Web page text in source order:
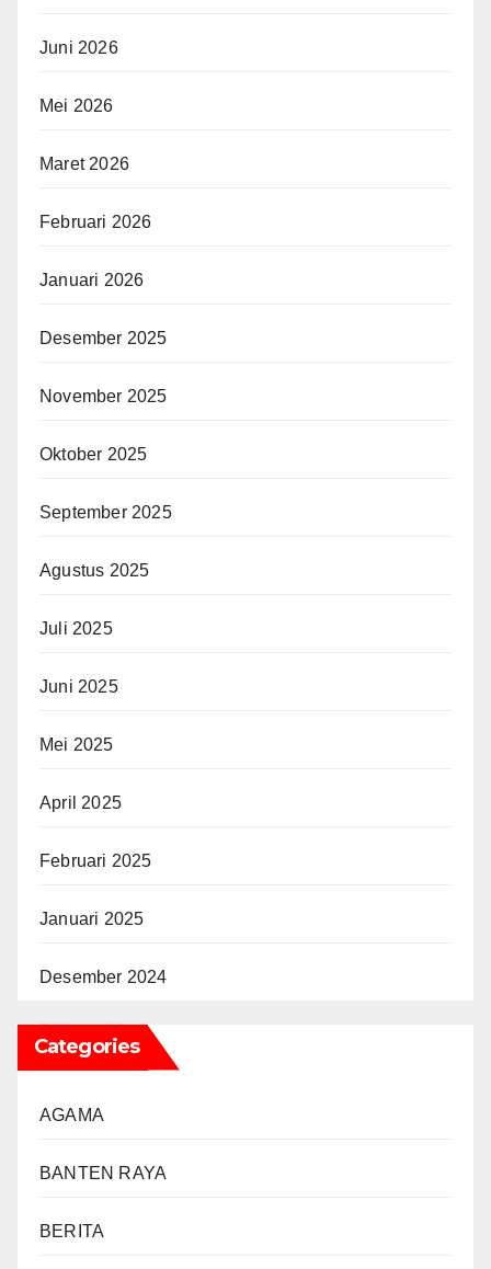
Juni 2026
Mei 2026
Maret 2026
Februari 2026
Januari 2026
Desember 2025
November 2025
Oktober 2025
September 2025
Agustus 2025
Juli 2025
Juni 2025
Mei 2025
April 2025
Februari 2025
Januari 2025
Desember 2024
Categories
AGAMA
BANTEN RAYA
BERITA